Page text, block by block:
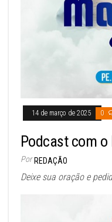
14 de março de 2025 0
Podcast com o
Por REDAÇÃO
Deixe sua oração e